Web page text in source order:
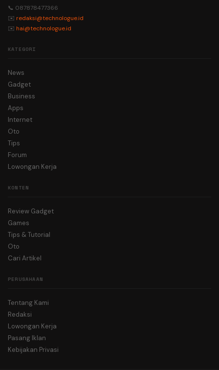
📞 087878477366
✉️ redaksi@technologue.id
✉️ hai@technologue.id
KATEGORI
News
Gadget
Business
Apps
Internet
Oto
Tips
Forum
Lowongan Kerja
KONTEN
Review Gadget
Games
Tips & Tutorial
Oto
Cari Artikel
PERUSAHAAN
Tentang Kami
Redaksi
Lowongan Kerja
Pasang Iklan
Kebijakan Privasi